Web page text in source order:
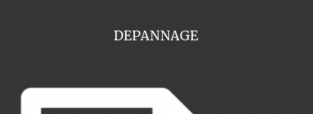
DEPANNAGE